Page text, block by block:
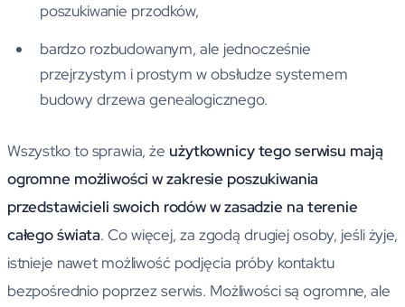
poszukiwanie przodków,
bardzo rozbudowanym, ale jednocześnie
przejrzystym i prostym w obsłudze systemem
budowy drzewa genealogicznego.
Wszystko to sprawia, że użytkownicy tego serwisu mają
ogromne możliwości w zakresie poszukiwania
przedstawicieli swoich rodów w zasadzie na terenie
całego świata. Co więcej, za zgodą drugiej osoby, jeśli żyje,
istnieje nawet możliwość podjęcia próby kontaktu
bezpośrednio poprzez serwis. Możliwości są ogromne, ale